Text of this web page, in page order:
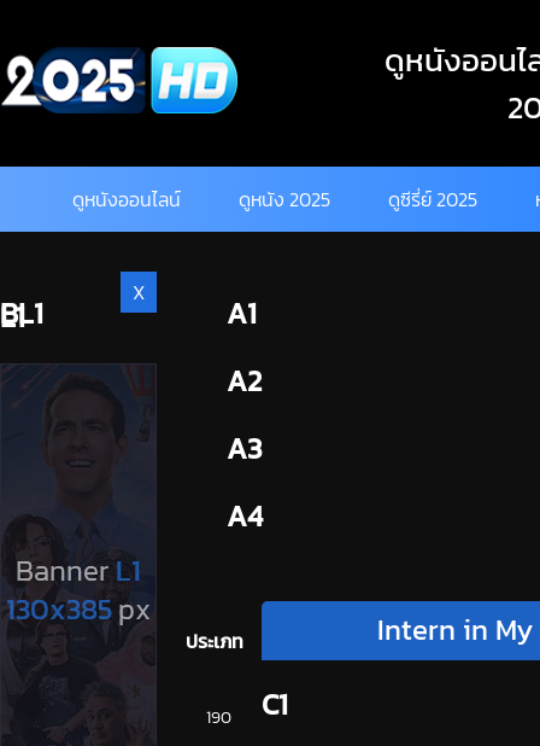
content
ดูหนังออนไ
ดูหนังออนไลน์ ดูหนัง 2025 ดูซีรี่ย์ 2025
BL1
BL2
A1
A2
A3
A4
ประเภท
190
Intern in
C1
X
L1